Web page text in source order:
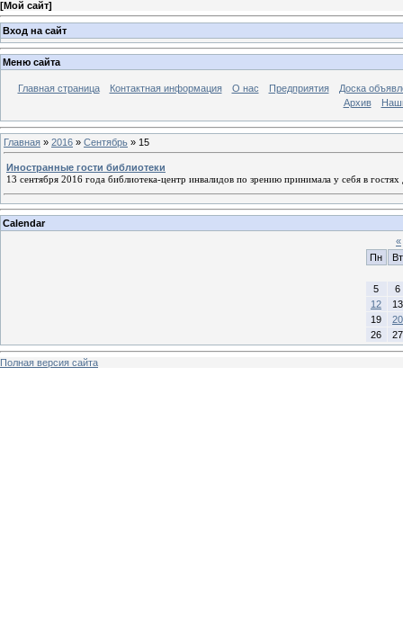
[Мой сайт]
Вход на сайт
Меню сайта
Главная страница Контактная информация О нас Предприятия
Доска
Архив
Главная » 2016 » Сентябрь » 15
Иностранные гости библиотеки
13 сентября 2016 года библиотека-центр инвалидов по зрению принимала у себя в
Calendar
«
Пн
Вт
5
6
12
13
19
20
26
27
Полная версия сайта